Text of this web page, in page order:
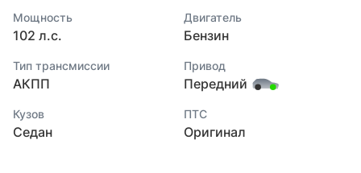
Мощность
102 л.с.
Двигатель
Бензин
Тип трансмиссии
АКПП
Привод
Передний
Кузов
Седан
ПТС
Оригинал